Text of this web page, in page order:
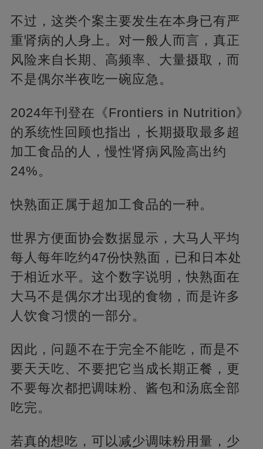
不过，这类个案主要发生在本身已有严
重肾病的人身上。对一般人而言，真正
风险来自长期、高频率、大量摄取，而
不是偶尔半夜吃一碗应急。
2024年刊登在《Frontiers in Nutrition》
的系统性回顾也指出，长期摄取最多超
加工食品的人，慢性肾病风险高出约
24%。
快熟面正属于超加工食品的一种。
世界方便面协会数据显示，大马人平均
每人每年吃约47份快熟面，已和日本处
于相近水平。这个数字说明，快熟面在
大马不是偶尔才出现的食物，而是许多
人饮食习惯的一部分。
因此，问题不在于完全不能吃，而是不
要天天吃、不要把它当成长期正餐，更
不要每次都把调味粉、酱包和汤底全部
吃完。
若真的想吃，可以减少调味粉用量，少